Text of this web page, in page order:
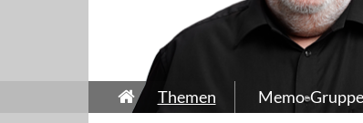
Themen Memo-Gruppe